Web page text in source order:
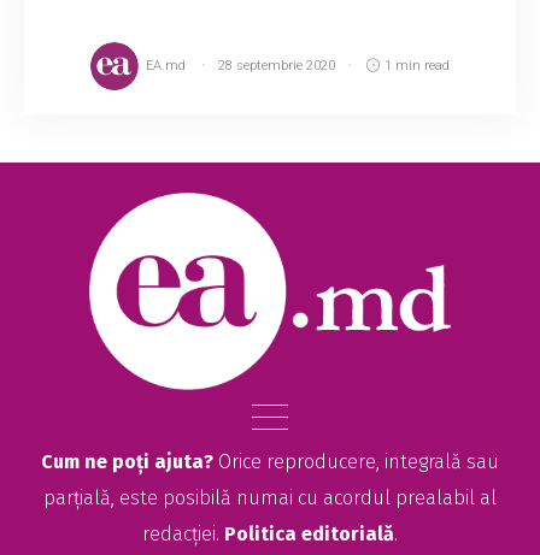
EA.md 28 septembrie 2020 1 min read
Cum ne poți ajuta? Orice reproducere, integrală sau
parțială, este posibilă numai cu acordul prealabil al
redacției. Politica editorială.